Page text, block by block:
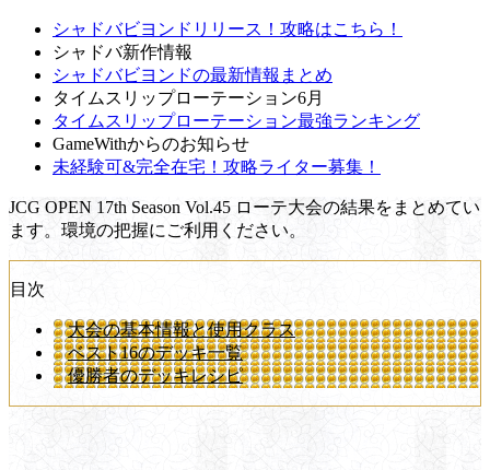
シャドバビヨンドリリース！攻略はこちら！
シャドバ新作情報
シャドバビヨンドの最新情報まとめ
タイムスリップローテーション6月
タイムスリップローテーション最強ランキング
GameWithからのお知らせ
未経験可&完全在宅！攻略ライター募集！
JCG OPEN 17th Season Vol.45 ローテ大会の結果をまとめてい
ます。環境の把握にご利用ください。
目次
大会の基本情報と使用クラス
ベスト16のデッキ一覧
優勝者のデッキレシピ